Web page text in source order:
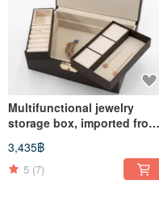
Multifunctional jewelry
storage box, imported from
Japan
3,435฿
5 (7)